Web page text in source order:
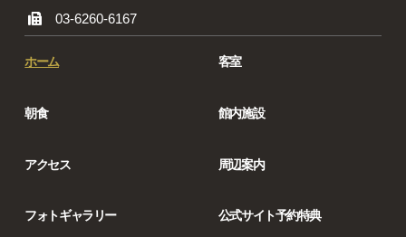
03-6260-6167
ホーム 客室
朝食 館内施設
アクセス 周辺案内
フォトギャラリー 公式サイト予約特典